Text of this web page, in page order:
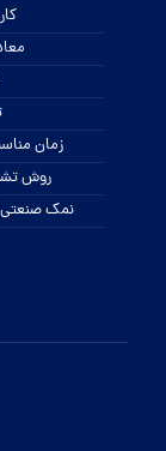
زمان
روش
نمک صنعتی